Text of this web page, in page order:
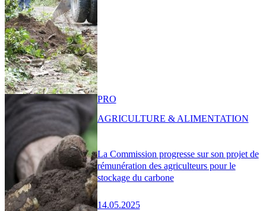
La Commission progresse sur son projet de
rémunération des agriculteurs pour le
stockage du carbone
14.05.2025
PRO
AGRICULTURE & ALIMENTATION